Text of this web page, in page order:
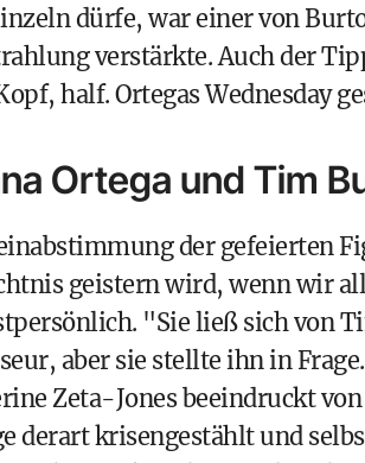
dürfe, war einer von
verstärkte. Auch der
half. Ortegas Wednesday
Ortega und Tim
der gefeierten
geistern wird, wenn wir
"Sie ließ sich von
aber sie stellte ihn in
Zeta-Jones beeindruckt
derart krisengestählt und